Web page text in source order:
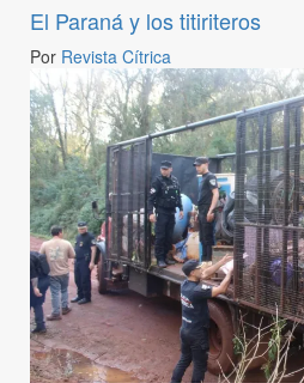
El Paraná y los titiriteros
Por Revista Cítrica